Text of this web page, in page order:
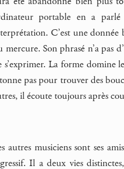
portable en a
C’est une
mercure. Son phrasé n’a pas
s’exprimer. La forme domine
pas pour trouver des
il écoute toujours après
autres musiciens sont ses
Il a deux vies